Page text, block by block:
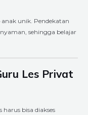
unik. Pendekatan
sehingga belajar
Les Privat
bisa diakses